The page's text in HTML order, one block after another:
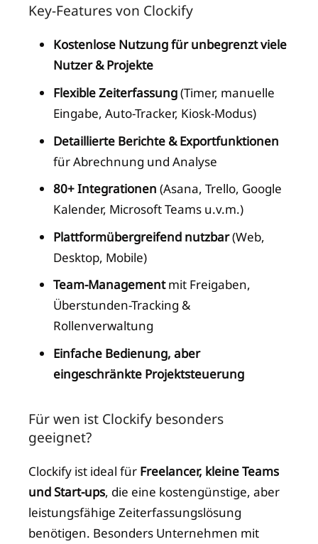
Key-Features von Clockify
Kostenlose Nutzung für unbegrenzt viele
Nutzer & Projekte
Flexible Zeiterfassung(Timer, manuelle
Eingabe, Auto-Tracker, Kiosk-Modus)
Detaillierte Berichte & Exportfunktionen
für Abrechnung und Analyse
80+ Integrationen (Asana, Trello, Google
Kalender, Microsoft Teams u.v.m.)
Plattformübergreifend nutzbar(Web,
Desktop, Mobile)
Team-Managementmit Freigaben,
Überstunden-Tracking &
Rollenverwaltung
Einfache Bedienung, aber
eingeschränkte Projektsteuerung
Für wen ist Clockify besonders
geeignet?
Clockify ist ideal für Freelancer, kleine Teams
und Start-ups, die eine kostengünstige, aber
leistungsfähige Zeiterfassungslösung
benötigen. Besonders Unternehmen mit